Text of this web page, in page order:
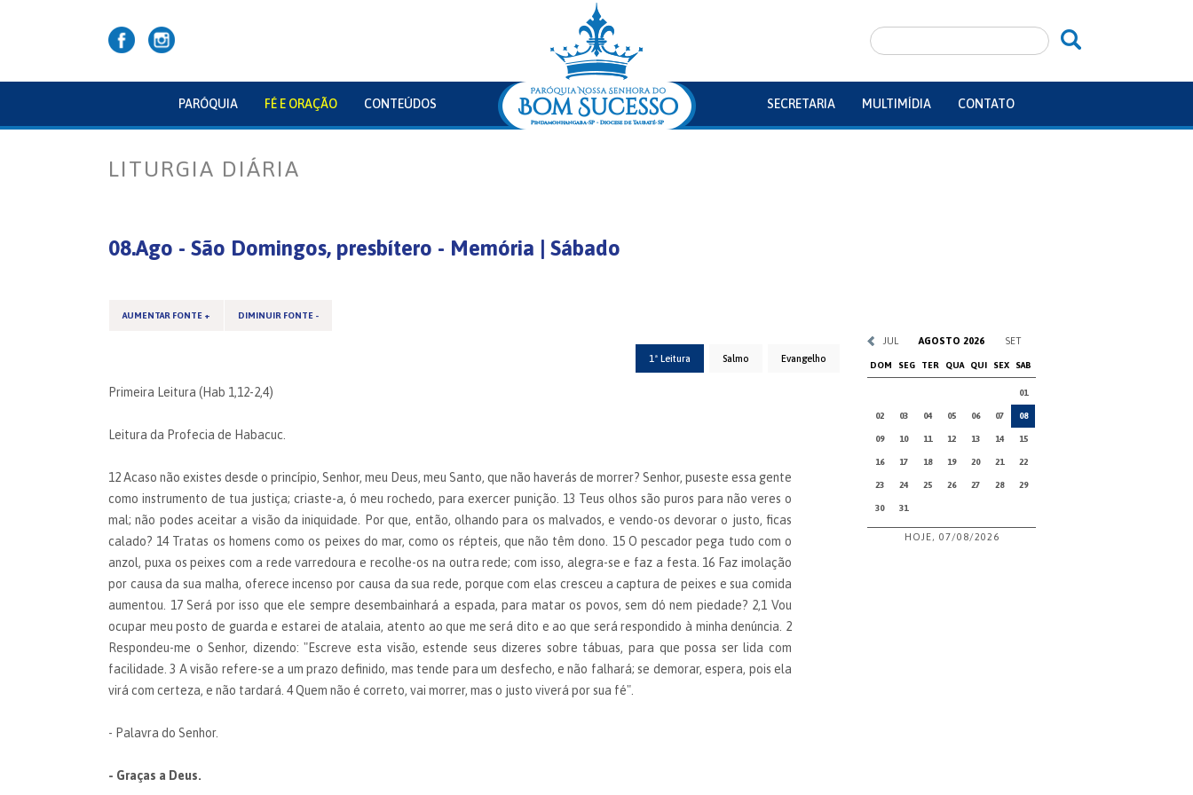
PARÓQUIA FÉ E ORAÇÃO CONTEÚDOS SECRETARIA MULTIMÍDIA CONTATO
LITURGIA DIÁRIA
08.Ago - São Domingos, presbítero - Memória | Sábado
JUL AGOSTO 2026 SET
DOM SEG TER QUA QUI SEX SAB
01
02 03 04 05 06 07 08
09 10 11 12 13 14 15
16 17 18 19 20 21 22
23 24 25 26 27 28 29
30 31
HOJE, 07/08/2026
AUMENTAR FONTE + DIMINUIR FONTE -
1ª Leitura Salmo Evangelho
Primeira Leitura (Hab 1,12-2,4)
Leitura da Profecia de Habacuc.
12 Acaso não existes desde o princípio, Senhor, meu Deus, meu Santo, que não haverás de morrer? Senhor, puseste essa gente
como instrumento de tua justiça; criaste-a, ó meu rochedo, para exercer punição. 13 Teus olhos são puros para não veres o
mal; não podes aceitar a visão da iniquidade. Por que, então, olhando para os malvados, e vendo-os devorar o justo, ficas
calado? 14 Tratas os homens como os peixes do mar, como os répteis, que não têm dono. 15 O pescador pega tudo com o
anzol, puxa os peixes com a rede varredoura e recolhe-os na outra rede; com isso, alegra-se e faz a festa. 16 Faz imolação
por causa da sua malha, oferece incenso por causa da sua rede, porque com elas cresceu a captura de peixes e sua comida
aumentou. 17 Será por isso que ele sempre desembainhará a espada, para matar os povos, sem dó nem piedade? 2,1 Vou
ocupar meu posto de guarda e estarei de atalaia, atento ao que me será dito e ao que será respondido à minha denúncia. 2
Respondeu-me o Senhor, dizendo: "Escreve esta visão, estende seus dizeres sobre tábuas, para que possa ser lida com
facilidade. 3 A visão refere-se a um prazo definido, mas tende para um desfecho, e não falhará; se demorar, espera, pois ela
virá com certeza, e não tardará. 4 Quem não é correto, vai morrer, mas o justo viverá por sua fé".
- Palavra do Senhor.
- Graças a Deus.